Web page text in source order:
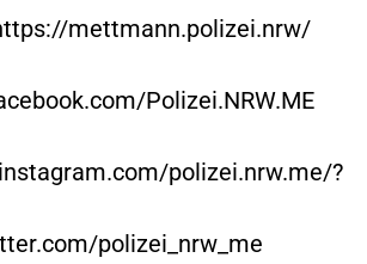
mettmann.polizei.nrw/
Polizei.NRW.ME
polizei.nrw.me/?
polizei_nrw_me